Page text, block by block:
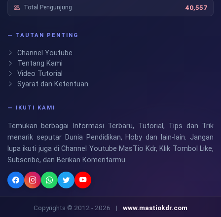
Total Pengunjung 40,557
— TAUTAN PENTING
Channel Youtube
Tentang Kami
Video Tutorial
Syarat dan Ketentuan
— IKUTI KAMI
Temukan berbagai Informasi Terbaru, Tutorial, Tips dan Trik
menarik seputar Dunia Pendidikan, Hoby dan lain-lain. Jangan
lupa ikuti juga di Channel Youtube MasTio Kdr, Klik Tombol Like,
Subscribe, dan Berikan Komentarmu.
Copyrights © 2012 - 2026 |
www.mastiokdr.com